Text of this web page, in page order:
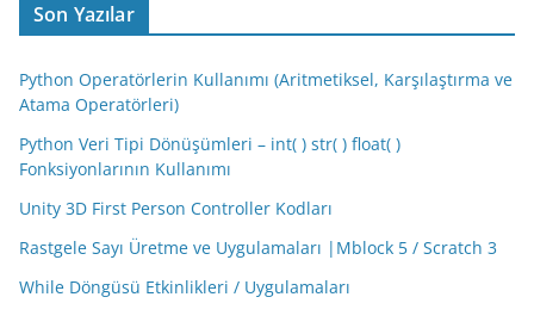
Son Yazılar
Python Operatörlerin Kullanımı (Aritmetiksel, Karşılaştırma ve
Atama Operatörleri)
Python Veri Tipi Dönüşümleri – int( ) str( ) float( )
Fonksiyonlarının Kullanımı
Unity 3D First Person Controller Kodları
Rastgele Sayı Üretme ve Uygulamaları |Mblock 5 / Scratch 3
While Döngüsü Etkinlikleri / Uygulamaları